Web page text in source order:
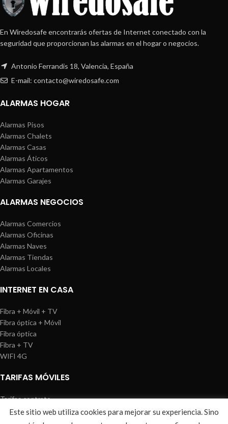
En Wiredosafe encontrarás ofertas de Internet conectado con la
seguridad que proporcionan las alarmas en el hogar o negocios.
Antonio Ferrandis 18, Valencia, España
E-mail: contacto@wiredosafe.com
ALARMAS HOGAR
Alarmas Pisos
Alarmas Chalets
Alarmas Casas
Alarmas Áticos
Alarmas Apartamentos
Alarmas Garajes
ALARMAS NEGOCIOS
Alarmas Comercios
Alarmas Oficinas
Alarmas Naves
Alarmas Tiendas
Alarmas Locales
INTERNET EN CASA
Fibra + Móvil + TV
Fibra óptica + Móvil
Fibra óptica
Fibra + TV
WIFI 4G
TARIFAS MÓVILES
Tarifas contrato
Tarifas prepago
WIREDOSAFE Aviso Legal Política de Cookies |Sitemap
Este sitio web utiliza cookies para mejorar su experiencia. Sino